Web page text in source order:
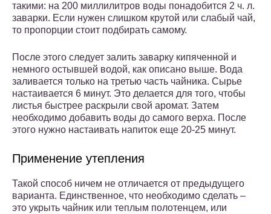
такими: на 200 миллилитров воды понадобится 2 ч. л.
заварки. Если нужен слишком крутой или слабый чай,
то пропорции стоит подбирать самому.
После этого следует залить заварку кипяченной и
немного остывшей водой, как описано выше. Вода
заливается только на третью часть чайника. Сырье
настаивается 6 минут. Это делается для того, чтобы
листья быстрее раскрыли свой аромат. Затем
необходимо добавить воды до самого верха. После
этого нужно настаивать напиток еще 20-25 минут.
Применение утепления
Такой способ ничем не отличается от предыдущего
варианта. Единственное, что необходимо сделать –
это укрыть чайник или теплым полотенцем, или